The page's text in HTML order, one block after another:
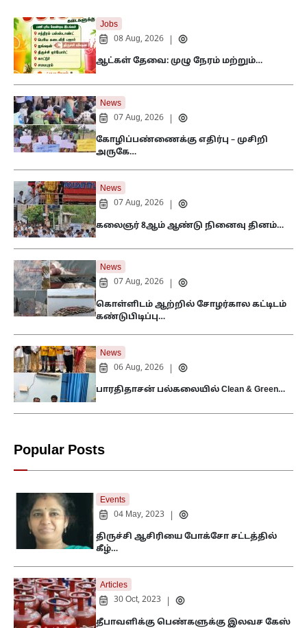
Jobs
08 Aug, 2026
ஆட்கள் தேவை: முழு நேரம் மற்றும்…
News
07 Aug, 2026
கோழிப்பண்ணைக்கு எதிர்பு – முசிறி
அருகே…
News
07 Aug, 2026
கலைஞர் 8ஆம் ஆண்டு நினைவு தினம்…
News
07 Aug, 2026
கொள்ளிடம் ஆற்றில் சோழர்கால கட்டிடம்
கண்டுபிடிப்பு…
News
06 Aug, 2026
பாரதிதாசன் பல்கலையில் Clean & Green…
Popular Posts
Events
04 May, 2023
திருச்சி ஆசிரியை போக்சோ சட்டத்தில்
கீழ்…
Articles
30 Oct, 2023
தீபாவளிக்கு பெண்களுக்கு இலவச கேஸ்